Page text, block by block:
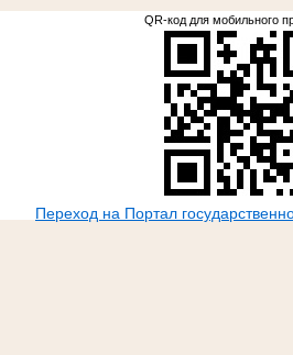
QR-код для мобильного
Переход на Портал